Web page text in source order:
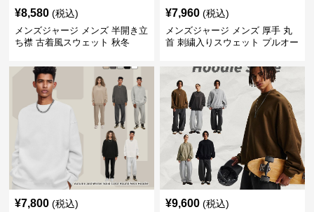
¥8,580 (税込)
メンズジャージ メンズ 半開き立
ち襟 古着風スウェット 秋冬
¥7,960 (税込)
メンズジャージ メンズ 厚手 丸
首 刺繍入りスウェット プルオー
¥7,800 (税込) ¥9,600 (税込)